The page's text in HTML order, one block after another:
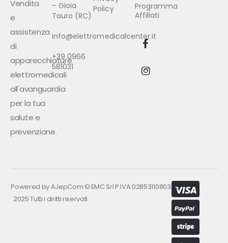
Vendita
e
assistenza
di
apparecchiature
elettromedicali
all'avanguardia
per la tua
salute e
prevenzione.
Programma
Affiliati
Policy
– Gioia
Tauro (RC)
info@elettromedicalcenter.it
+39 0966
581031
Powered byAJepCom ©
2025 Tutti i diritti riservati
EMC Srl P.IVA 02853110803